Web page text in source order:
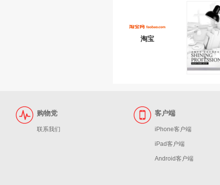
淘宝
购物党
联系我们
客户端
iPhone客户端
iPad客户端
Android客户端